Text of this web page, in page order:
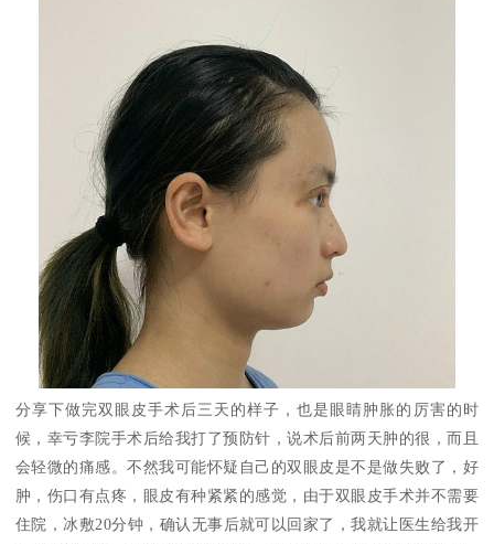
分享下做完双眼皮手术后三天的样子，也是眼睛肿胀的厉害的时
候，幸亏李院手术后给我打了预防针，说术后前两天肿的很，而且
会轻微的痛感。不然我可能怀疑自己的双眼皮是不是做失败了，好
肿，伤口有点疼，眼皮有种紧紧的感觉，由于双眼皮手术并不需要
住院，冰敷20分钟，确认无事后就可以回家了，我就让医生给我开